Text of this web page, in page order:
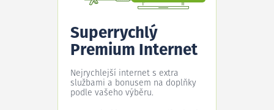
Superrychlý
Premium Internet
Nejrychlejší internet s extra
službami a bonusem na doplňky
podle vašeho výběru.